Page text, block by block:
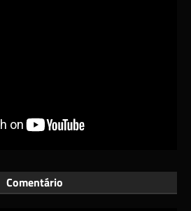
Comentário